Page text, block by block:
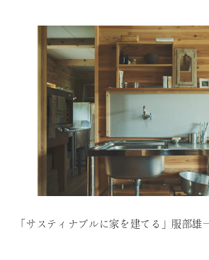
「サスティナブルに家を建てる」服部雄